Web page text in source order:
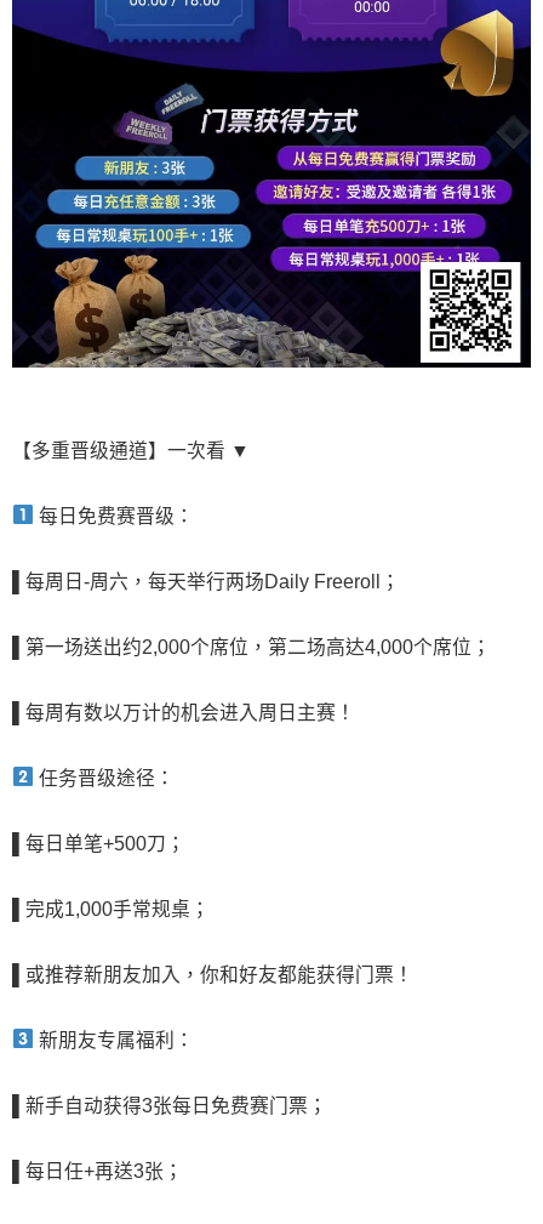
【多重晋级通道】一次看 ▼
每日免费赛晋级：
每周日-周六，每天举行两场Daily Freeroll；
第一场送出约2,000个席位，第二场高达4,000个席位 ；
每周有数以万计的机会进入周日主赛！
任务晋级途径：
每日单笔+500刀 ；
完成1,000手常规桌 ；
或推荐新朋友加入，你和好友都能获得门票！
新朋友专属福利：
新手自动获得3张每日免费赛门票 ；
每日任+再送3张 ；